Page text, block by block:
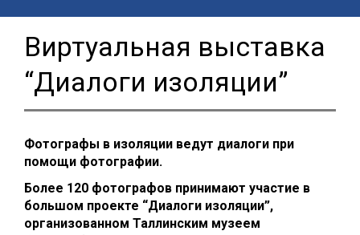
Виртуальная выставка
“Диалоги изоляции”
Фотографы в изоляции ведут диалоги при
помощи фотографии.
Более 120 фотографов принимают участие в
большом проекте “Диалоги изоляции”,
организованном Таллинским музеем